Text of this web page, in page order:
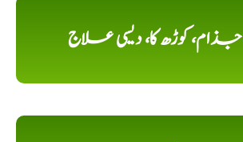
کوڑھ کا، دیسی علاج